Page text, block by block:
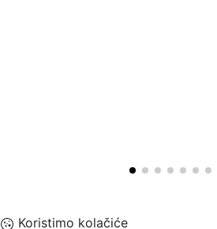
Koristimo kolačiće